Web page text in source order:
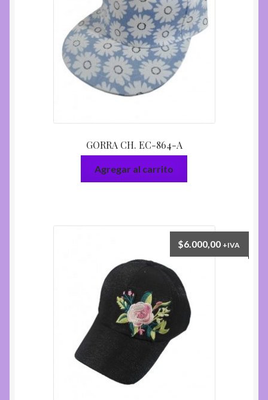
GORRA CH. EC-864-A
Agregar al carrito
$6.000,00 +IVA